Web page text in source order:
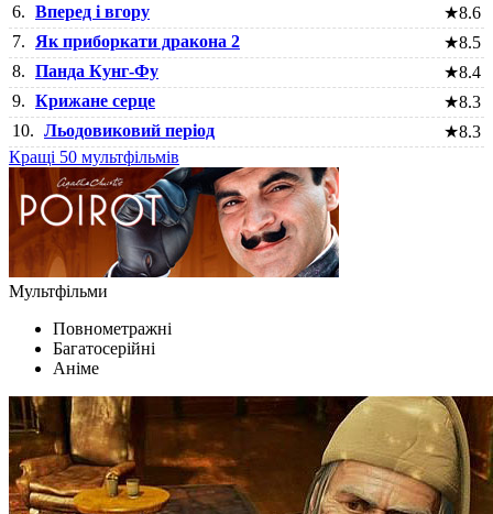
6. Вперед і вгору ★8.6
7.
Як приборкати дракона 2 ★8.5
8. Панда Кунг-Фу ★8.4
9. Крижане серце ★8.3
10. Льодовиковий період ★8.3
Кращі 50 мультфільмів
Мультфільми
Повнометражні
Багатосерійні
Аніме